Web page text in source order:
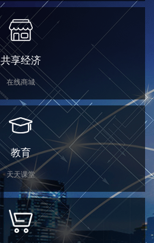
共享经济
在线商城
教育
天天课堂